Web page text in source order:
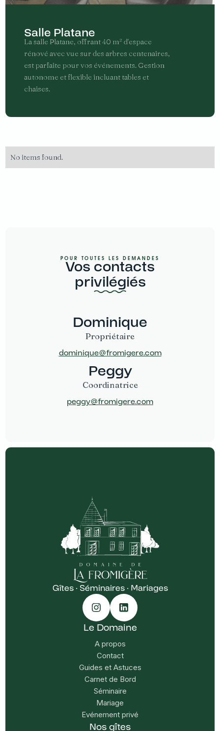
Salle Platane
La salle Platane, offrant 40 m² d'espace
rénové avec vue sur des arbres centenaires,
est parfaite pour vos événements. Gestion
autonome et flexible incluant tables et
chaises.
No items found.
POUR TOUTES LES DEMANDES
Vos contacts
privilégiés
Dominique
Propriétaire
dominique@fromigere.com
Peggy
Coordinatrice
peggy@fromigere.com
Gîtes · Séminaires · Mariages
Le Domaine
A propos
Contact
Guides et Astuces
Carnet de Bord
Séminaire
Mariage
Evénement privé
Nos gîtes